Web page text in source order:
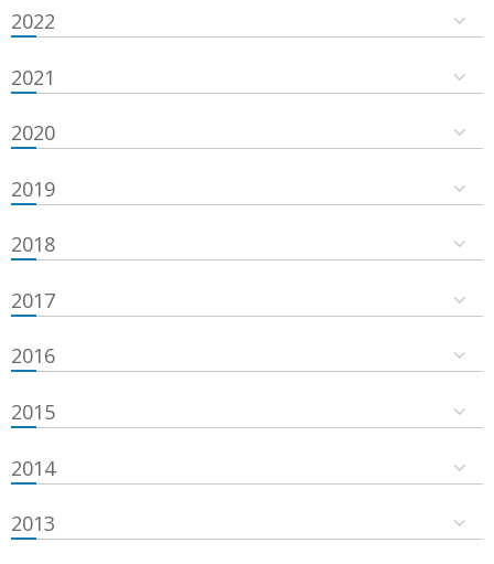
2022
2021
2020
2019
2018
2017
2016
2015
2014
2013